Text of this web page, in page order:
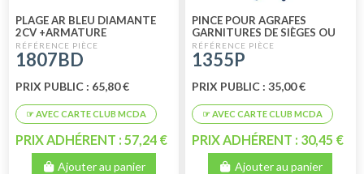
PLAGE AR BLEU DIAMANTE
2CV +ARMATURE
1807BD
PRIX PUBLIC : 65,80 €
PRIX ADHÉRENT : 57,24 €
Ajouter au panier
PINCE POUR AGRAFES
GARNITURES DE SIÈGES OU
BANQUETTES
1355P
PRIX PUBLIC : 35,00 €
PRIX ADHÉRENT : 30,45 €
Ajouter au panier